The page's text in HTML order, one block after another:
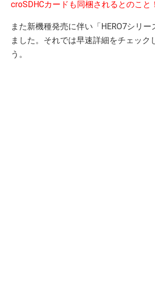
croSDHCカードも同梱されるとのこと！
また新機種発売に伴い「HERO7シリ
ました。それでは早速詳細をチェック
う。